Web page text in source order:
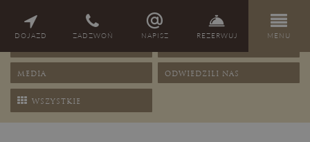
DOJAZD ZADZWOŃ NAPISZ REZERWUJ MENU
NAGRODY
MEDIA ODWIEDZILI NAS
WSZYSTKIE